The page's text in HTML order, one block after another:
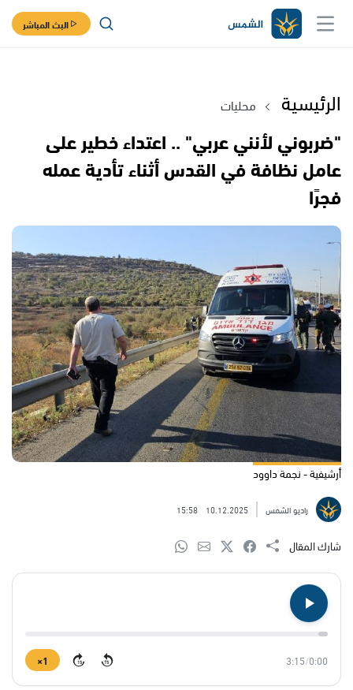
البث المباشر
الرئيسية محليات
"ضربوني لأنني عربي" .. اعتداء خطير على
عامل نظافة في القدس أثناء تأدية عمله
فجرًا
أرشيفية - نجمة داوود
راديو الشمس 10.12.2025
15:58
شارك المقال
0:00
/
3:15
15
15
1×